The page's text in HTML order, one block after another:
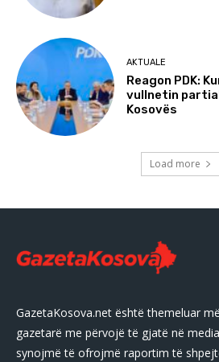
AKTUALE
Reagon PDK:
vullnetin
Kosovës
Load more
GazetaKosova.net është themeluar
gazetarë me përvojë të gjatë në
synojmë të ofrojmë raportim të